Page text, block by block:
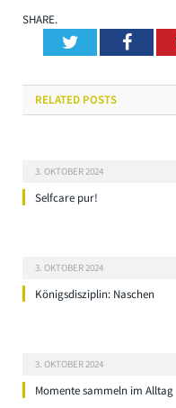
SHARE.
Twitter
RELATED POSTS
3. OKTOBER 2024
Selfcare pur!
3. OKTOBER 2024
Königsdisziplin: Naschen
3. OKTOBER 2024
Momente sammeln im Alltag